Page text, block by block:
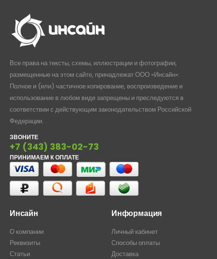
Все права на тексты, схемы, иллюстрации и фотографии,
размещенные на этом сайте, принадлежат ООО «Инсайн».
Полное и (или) частичное копирование, воспроизведение и
использование в любом виде запрещены и преследуются в
соответствии с действующим законодательством Российской
Федерации.
ЗВОНИТЕ
+7 (343) 383-02-73
ПРИНИМАЕМ К ОПЛАТЕ
Инсайн
О компании
Реквизиты
Статьи
Информация
Личный кабинет
Способы оплаты
Доставка